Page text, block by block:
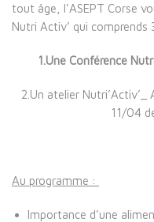
tout âge, l’ASEPT Corse
Nutri Activ’ qui
1.Une Conférence
2.Un atelier
11/04
Au programme :
Importance d’une